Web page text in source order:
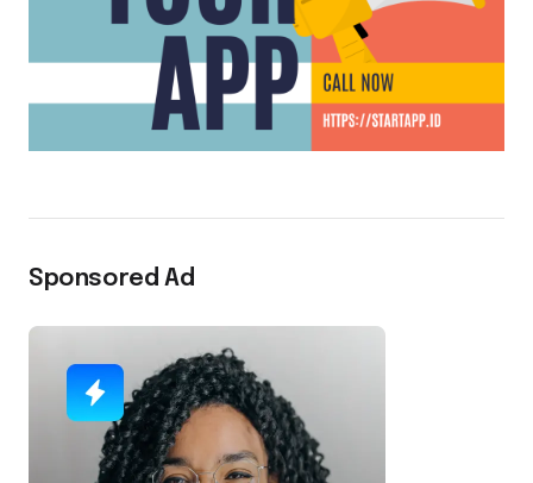
Sponsored Ad